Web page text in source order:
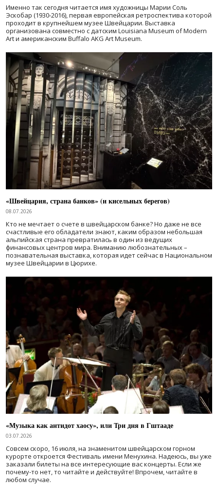
Именно так сегодня читается имя художницы Марии Соль
Эскобар (1930-2016), первая европейская ретроспектива которой
проходит в крупнейшем музее Швейцарии. Выставка
организована совместно с датским Louisiana Museum of Modern
Art и американским Buffalo AKG Art Museum.
«Швейцария, страна банков» (и кисельных берегов)
08.07.2026
Кто не мечтает о счете в швейцарском банке? Но даже не все
счастливые его обладатели знают, каким образом небольшая
альпийская страна превратилась в один из ведущих
финансовых центров мира. Вниманию любознательных –
познавательная выставка, которая идет сейчас в Национальном
музее Швейцарии в Цюрихе.
«Музыка как антидот хаосу», или Три дня в Гштааде
03.07.2026
Совсем скоро, 16 июля, на знаменитом швейцарском горном
курорте откроется Фестиваль имени Менухина. Надеюсь, вы уже
заказали билеты на все интересующие вас концерты. Если же
почему-то нет, то читайте и действуйте! Впрочем, читайте в
любом случае.